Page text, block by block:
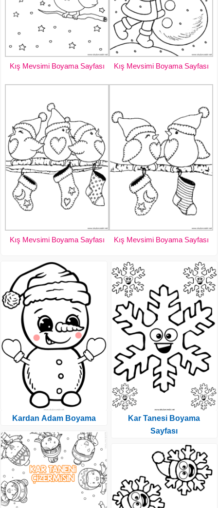
Kış Mevsimi Boyama Sayfası Kış Mevsimi Boyama Sayfası
Kış Mevsimi Boyama Sayfası Kış Mevsimi Boyama Sayfası
Kardan Adam Boyama
Kar Tanesi Boyama
Sayfası